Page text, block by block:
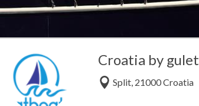
Croatia by gulet
Split, 21000 Croatia